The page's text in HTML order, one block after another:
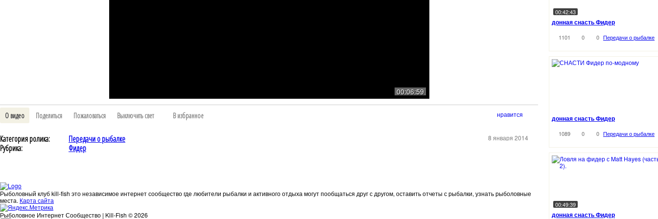
00:06:59
нравится
О видео Поделиться Пожаловаться Выключить свет В избранное
Категория ролика:
Передачи о рыбалке
Рубрика:
Фидер
8 января 2014
00:42:43
донная снасть Фидер
1101 0 0 Передачи о рыбалке
донная снасть Фидер
1089 0 0 Передачи о рыбалке
00:49:39
донная снасть Фидер
Рыболовный клуб kill-fish это независимое интернет сообщество где любители рыбалки и активного отдыха могут пообщаться друг с другом, оставить отчеты с рыбалки, узнать рыболовные
места. Карта сайта
Рыболовное Интернет Сообщество | Kill-Fish © 2026